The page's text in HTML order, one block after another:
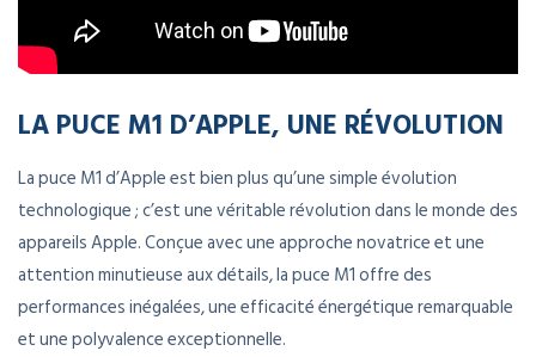
LA PUCE M1 D’APPLE, UNE RÉVOLUTION
La puce M1 d’Apple est bien plus qu’une simple évolution
technologique ; c’est une véritable révolution dans le monde des
appareils Apple. Conçue avec une approche novatrice et une
attention minutieuse aux détails, la puce M1 offre des
performances inégalées, une efficacité énergétique remarquable
et une polyvalence exceptionnelle.